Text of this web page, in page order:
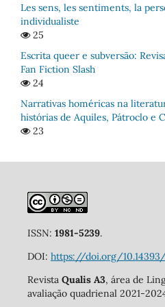
Les sens, les sentiments, la
individualiste
25
Escrita queer e subversão:
Fan Fiction Slash
24
Narrativas homéricas na
histórias de Aquiles, Pátroclo e
23
ISSN: 1981-5239.
DOI: https://doi.org/
Revista Qualis A3, área de
avaliação quadrienal 2021-